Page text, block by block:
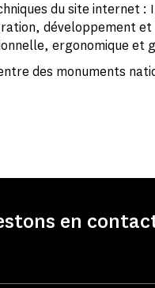
du site internet :
développement et
ergonomique et
des monuments
en